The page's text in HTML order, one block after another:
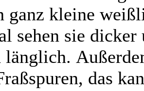
ganz kleine
sehen sie
das